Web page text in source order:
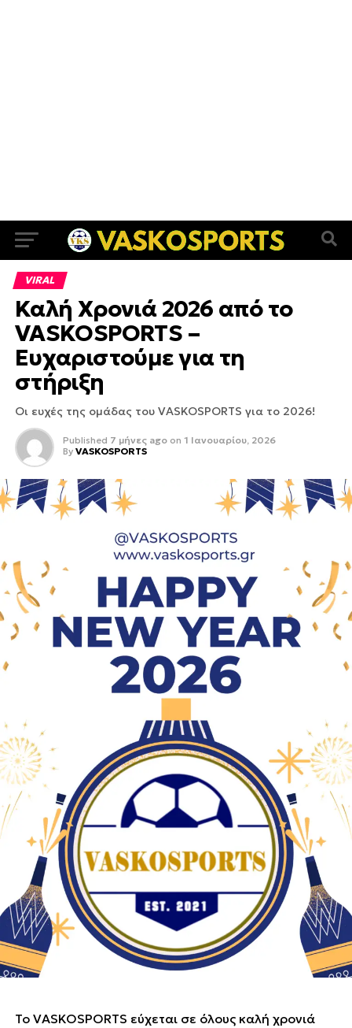
VIRAL
Καλή Χρονιά 2026 από το
VASKOSPORTS –
Ευχαριστούμε για τη
στήριξη
Οι ευχές της ομάδας του VASKOSPORTS για το 2026!
Published 7 μήνες ago on 1 Ιανουαρίου, 2026
By VASKOSPORTS
Το VASKOSPORTS εύχεται σε όλους καλή χρονιά